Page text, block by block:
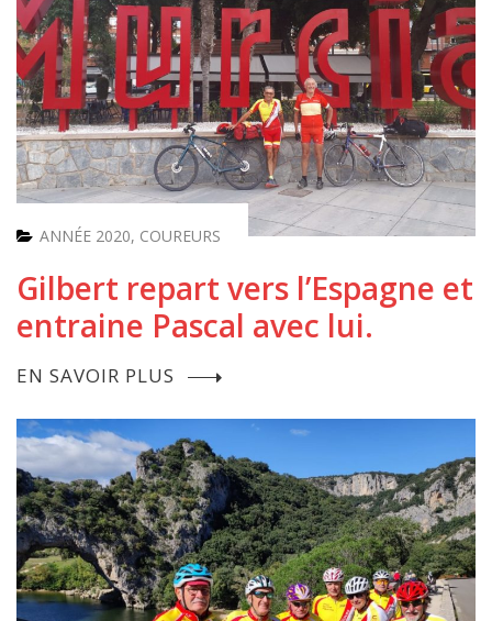
ANNÉE 2020, COUREURS
Gilbert repart vers l’Espagne et
entraine Pascal avec lui.
EN SAVOIR PLUS